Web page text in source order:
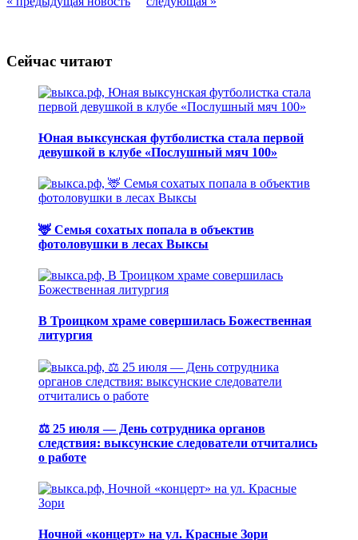
Сейчас читают
Юная выксунская футболистка стала первой
девушкой в клубе «Послушный мяч 100»
🦌 Семья сохатых попала в объектив
фотоловушки в лесах Выксы
В Троицком храме совершилась Божественная
литургия
⚖️ 25 июля — День сотрудника органов
следствия: выксунские следователи отчитались
о работе
Ночной «концерт» на ул. Красные Зори